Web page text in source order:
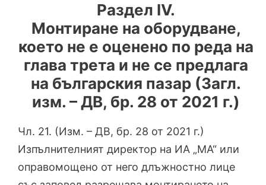
Раздел IV.
Монтиране на оборудване,
което не е оценено по реда на
глава трета и не се предлага
на българския пазар (Загл.
изм. – ДВ, бр. 28 от 2021 г.)
Чл. 21. (Изм. – ДВ, бр. 28 от 2021 г.)
Изпълнителният директор на ИА „МА“ или
оправомощено от него длъжностно лице